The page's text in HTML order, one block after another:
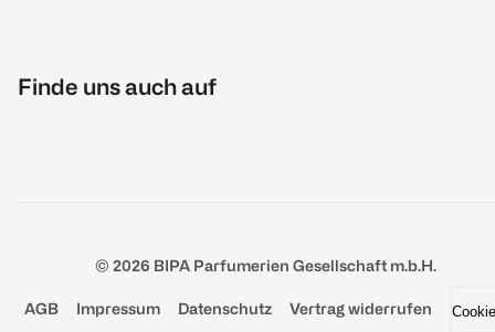
Finde uns auch auf
© 2026 BIPA Parfumerien Gesellschaft m.b.H.
AGB Impressum Datenschutz Vertrag widerrufen